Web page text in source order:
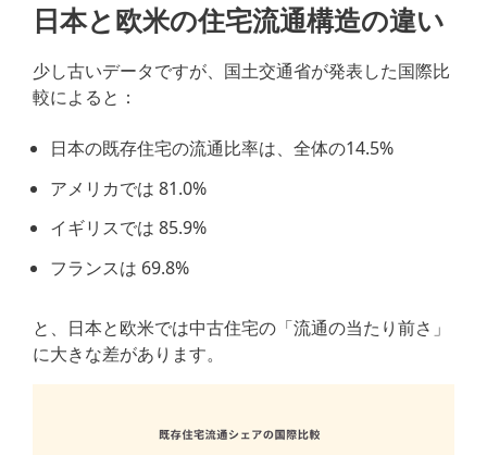
日本と欧米の住宅流通構造の違い
少し古いデータですが、国土交通省が発表した国際比
較によると：
日本の既存住宅の流通比率は、全体の14.5%
アメリカでは 81.0%
イギリスでは 85.9%
フランスは 69.8%
と、日本と欧米では中古住宅の「流通の当たり前さ」
に大きな差があります。